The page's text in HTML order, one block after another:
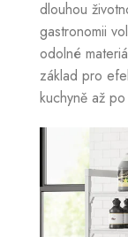
dlouhou
gastronomii
odolné
základ pro
kuchyně až